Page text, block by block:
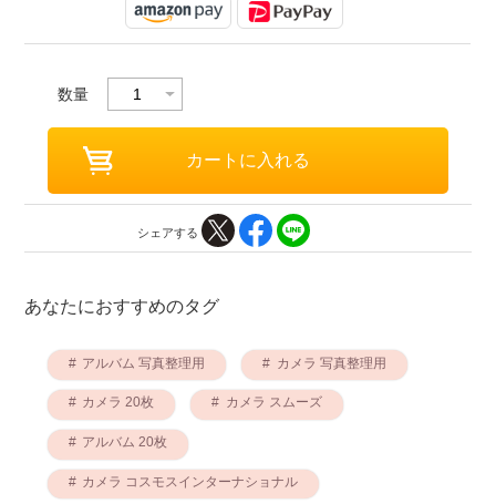
数量
シェアする
あなたにおすすめのタグ
アルバム 写真整理用 カメラ 写真整理用
カメラ 20枚 カメラ スムーズ
アルバム 20枚
カメラ コスモスインターナショナル